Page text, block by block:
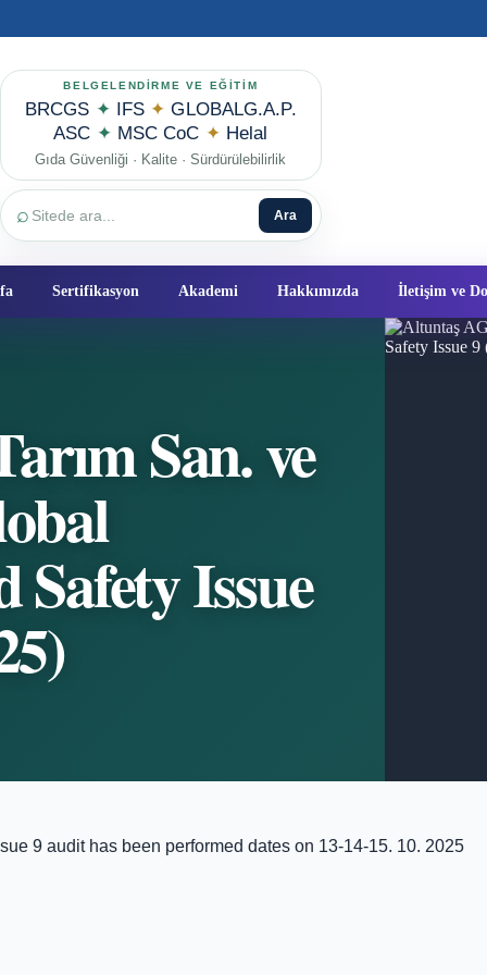
BELGELENDİRME VE EĞİTİM
BRCGS ✦ IFS ✦ GLOBALG.A.P.
ASC ✦ MSC CoC ✦ Helal
Gıda Güvenliği · Kalite · Sürdürülebilirlik
⌕ Ara
Sertifikasyon Akademi Hakkımızda İletişim ve
San. ve
Issue
9 audit has been performed dates on 13-14-15. 10. 2025